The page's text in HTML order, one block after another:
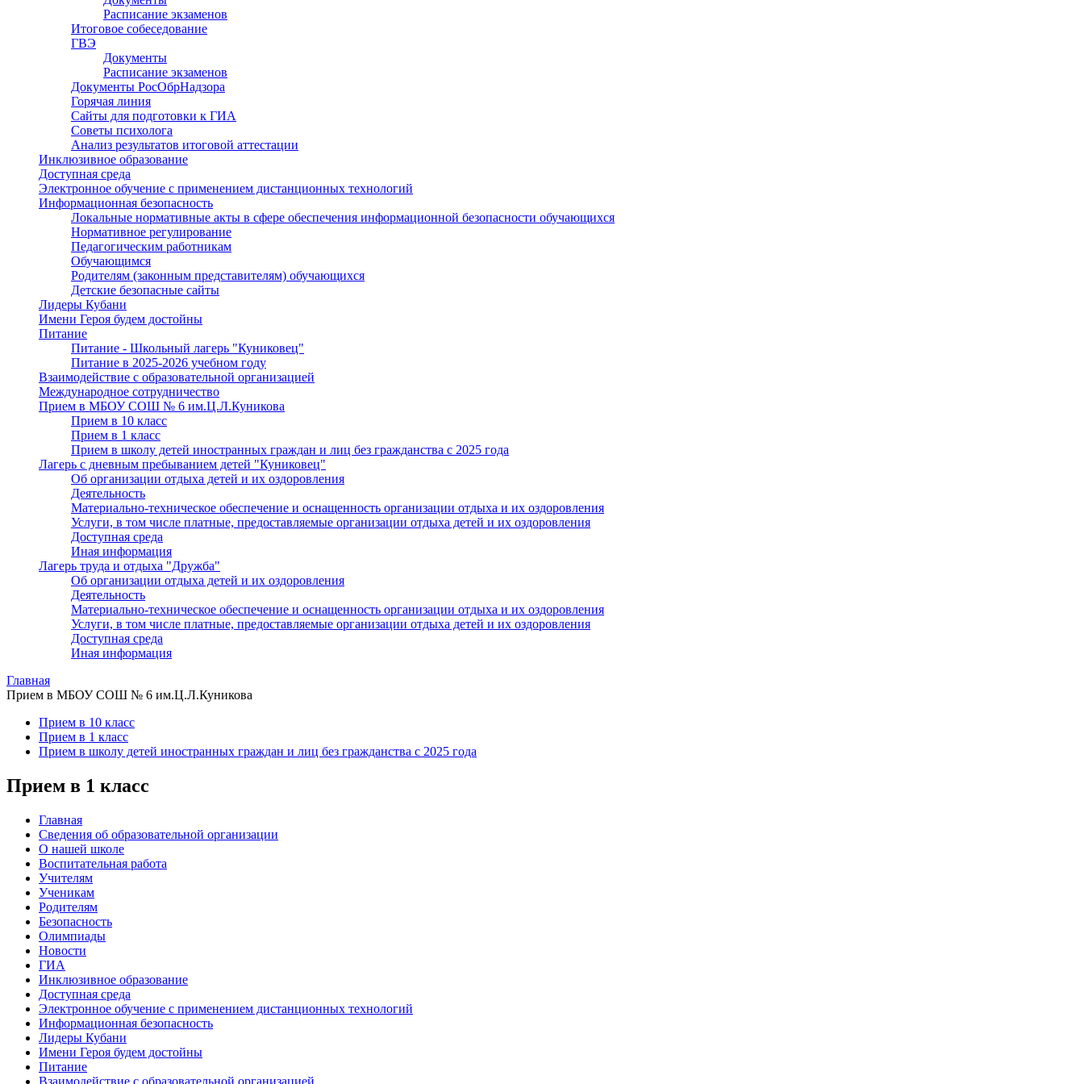
Расписание экзаменов
Итоговое собеседование
ГВЭ
Документы
Расписание экзаменов
Документы РосОбрНадзора
Горячая линия
Сайты для подготовки к ГИА
Советы психолога
Анализ результатов итоговой аттестации
Инклюзивное образование
Доступная среда
Электронное обучение с применением дистанционных технологий
Информационная безопасность
Локальные нормативные акты в сфере обеспечения информационной безопасности обучающихся
Нормативное регулирование
Педагогическим работникам
Обучающимся
Родителям (законным представителям) обучающихся
Детские безопасные сайты
Лидеры Кубани
Имени Героя будем достойны
Питание
Питание - Школьный лагерь "Куниковец"
Питание в 2025-2026 учебном году
Взаимодействие с образовательной организацией
Международное сотрудничество
Прием в МБОУ СОШ № 6 им.Ц.Л.Куникова
Прием в 10 класс
Прием в 1 класс
Прием в школу детей иностранных граждан и лиц без гражданства с 2025 года
Лагерь с дневным пребыванием детей "Куниковец"
Об организации отдыха детей и их оздоровления
Деятельность
Материально-техническое обеспечение и оснащенность организации отдыха и их оздоровления
Услуги, в том числе платные, предоставляемые организации отдыха детей и их оздоровления
Доступная среда
Иная информация
Лагерь труда и отдыха "Дружба"
Об организации отдыха детей и их оздоровления
Деятельность
Материально-техническое обеспечение и оснащенность организации отдыха и их оздоровления
Услуги, в том числе платные, предоставляемые организации отдыха детей и их оздоровления
Доступная среда
Иная информация
Главная
Прием в МБОУ СОШ № 6 им.Ц.Л.Куникова
Прием в 10 класс
Прием в 1 класс
Прием в школу детей иностранных граждан и лиц без гражданства с 2025 года
Прием в 1 класс
Главная
Сведения об образовательной организации
О нашей школе
Воспитательная работа
Учителям
Ученикам
Родителям
Безопасность
Олимпиады
Новости
ГИА
Инклюзивное образование
Доступная среда
Электронное обучение с применением дистанционных технологий
Информационная безопасность
Лидеры Кубани
Имени Героя будем достойны
Питание
Взаимодействие с образовательной организацией